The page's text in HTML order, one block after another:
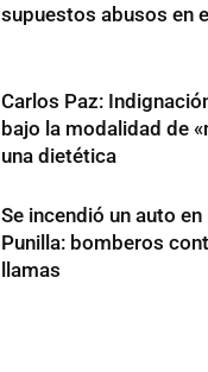
supuestos abusos en
Carlos Paz:
bajo la modalidad de
una dietética
Se incendió un auto
Punilla: bomberos
llamas